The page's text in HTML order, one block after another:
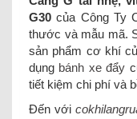
G30 của Công Ty
thước và mẫu mã.
sản phẩm cơ khí
dụng bánh xe đẩy
tiết kiệm chi phí và
Đến với